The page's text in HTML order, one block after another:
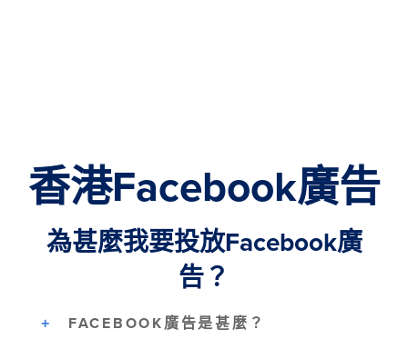
香港Facebook廣告
為甚麼我要投放Facebook廣
告？
FACEBOOK廣告是甚麼？